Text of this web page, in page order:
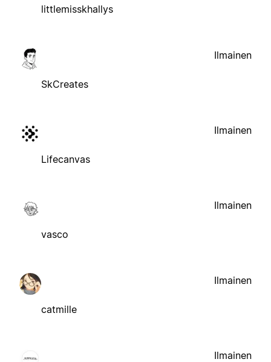
littlemisskhallys
SkCreates
Ilmainen
Lifecanvas
Ilmainen
vasco
Ilmainen
catmille
Ilmainen
Ilmainen